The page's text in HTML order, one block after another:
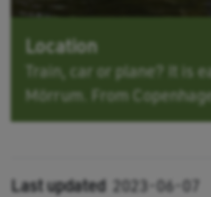
Location
Train, car or plane? It is
Mörrum. From
Last updated 2023-06-07